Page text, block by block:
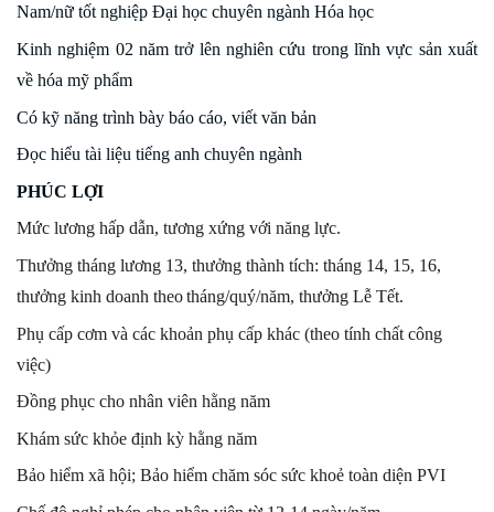
Nam/nữ tốt nghiệp Đại học chuyên ngành Hóa học
Kinh nghiệm 02 năm trở lên nghiên cứu trong lĩnh vực sản xuất
về hóa mỹ phẩm
Có kỹ năng trình bày báo cáo, viết văn bản
Đọc hiểu tài liệu tiếng anh chuyên ngành
PHÚC LỢI
Mức lương hấp dẫn, tương xứng với năng lực.
Thưởng tháng lương 13, thưởng thành tích: tháng 14, 15, 16,
thưởng kinh doanh theotháng/quý/năm, thưởng Lễ Tết.
Phụ cấp cơm và các khoản phụ cấp khác (theo tính chất công
việc)
Đồng phục cho nhân viên hằng năm
Khám sức khỏe định kỳ hằng năm
Bảo hiểm xã hội; Bảo hiểm chăm sóc sức khoẻ toàn diện PVI